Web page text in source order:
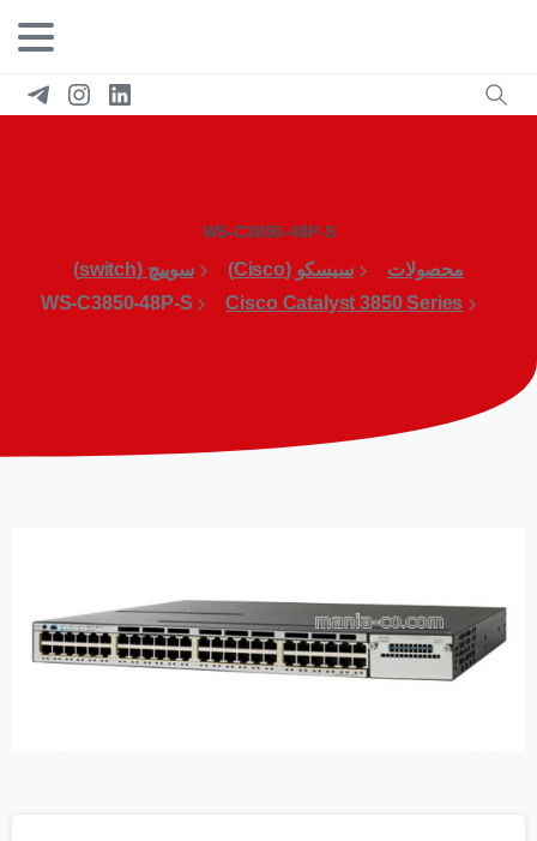
WS-C3850-48P-S
محصولات سیسکو (Cisco)
سوییچ (switch)
Cisco Catalyst 3850 Series
WS-C3850-48P-S